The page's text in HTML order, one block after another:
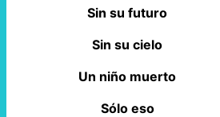
Sin su futuro
Sin su cielo
Un niño muerto
Sólo eso